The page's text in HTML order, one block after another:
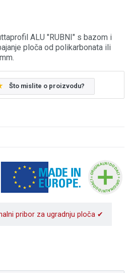
ALU "RUBNI" s bazom i
ploča od polikarbonata ili
Što mislite o proizvodu?
pribor za ugradnju ploča ✔